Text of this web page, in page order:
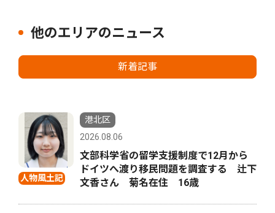
他のエリアのニュース
新着記事
人物風土記
港北区
2026.08.06
文部科学省の留学支援制度で12月から
ドイツへ渡り移民問題を調査する 辻下
文香さん 菊名在住 16歳